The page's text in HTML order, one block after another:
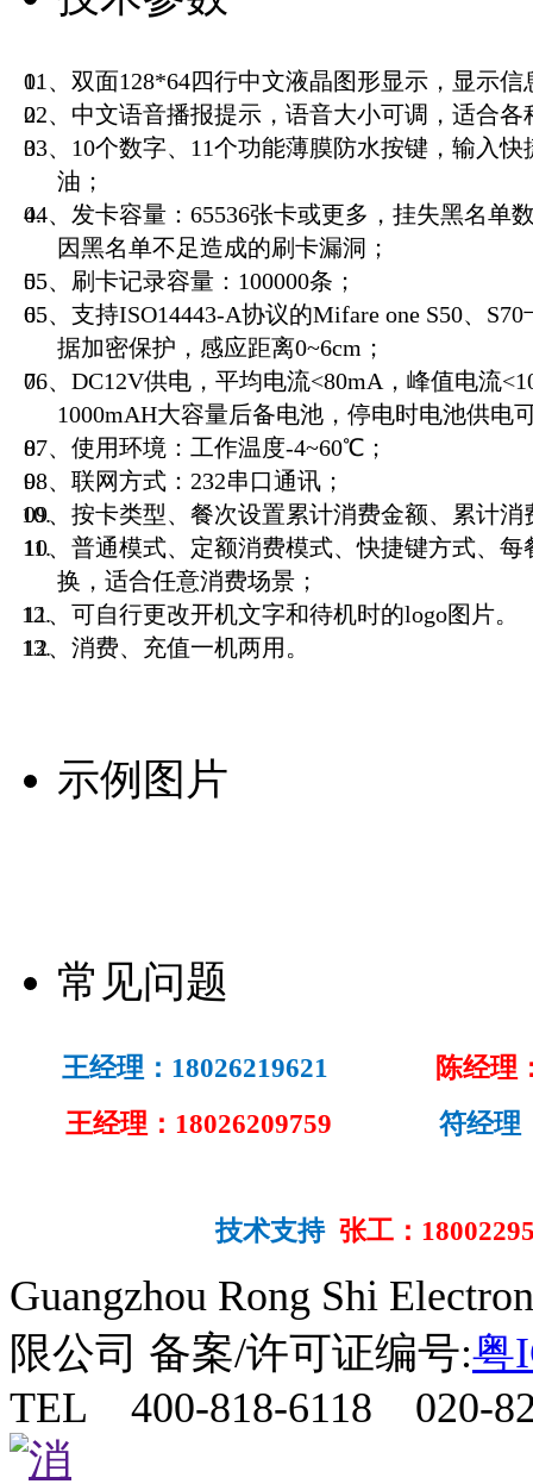
01、双面128*64四行中文液晶图形显示，显示信
02、中文语音播报提示，语音大小可调，适合各
03、10个数字、11个功能薄膜防水按键，输入
油；
04、发卡容量：65536张卡或更多，挂失黑名单
因黑名单不足造成的刷卡漏洞；
05、刷卡记录容量：100000条；
05、支持ISO14443-A协议的Mifare one S50、
据加密保护，感应距离0~6cm；
06、DC12V供电，平均电流<80mA，峰值电流
1000mAH大容量后备电池，停电时电池供电
07、使用环境：工作温度-4~60℃；
08、联网方式：232串口通讯；
09、按卡类型、餐次设置累计消费金额、累计消
10、普通模式、定额消费模式、快捷键方式、
换，适合任意消费场景；
11、可自行更改开机文字和待机时的logo图片。
12、消费、充值一机两用。
示例图片
常见问题
王经理：18026219621
陈经理
王经理：18026209759
符经理：
技术支持 张工：
Guangzhou Rong Shi
限公司 备案/许可证编号:粤
TEL 400-818-6118 020-